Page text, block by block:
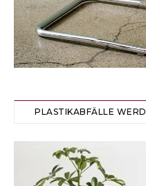
PLASTIKABFÄLLE